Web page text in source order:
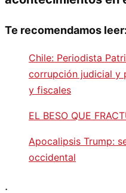
Te recomendamos leer:
Chile: Periodista
corrupción judicial y
y fiscales
EL BESO QUE
Apocalipsis Trump:
occidental
.